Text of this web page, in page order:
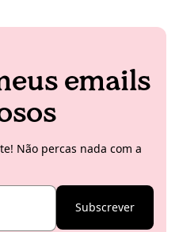
emails
Não percas nada com a
Subscrever